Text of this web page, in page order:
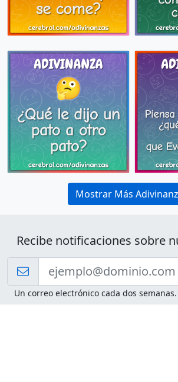
Mostrar Más
Recibe notificaciones sobre
Un correo electrónico cada dos